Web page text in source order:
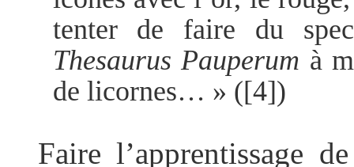
tenter de faire du
Thesaurus Pauperum à
de licornes… » ([4])
Faire l’apprentissage